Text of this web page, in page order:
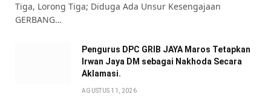
Tiga, Lorong Tiga; Diduga Ada Unsur Kesengajaan
GERBANG…
Pengurus DPC GRIB JAYA Maros Tetapkan
Irwan Jaya DM sebagai Nakhoda Secara
Aklamasi.
AGUSTUS 11, 2026